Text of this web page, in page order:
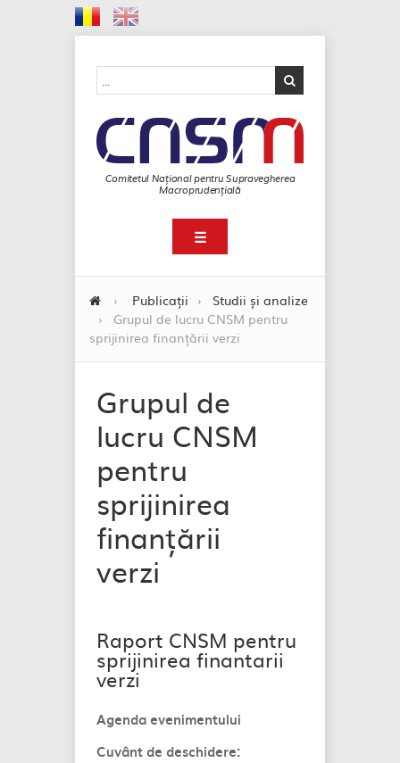
Comitetul Național pentru Supravegherea
Macroprudențială
☰
› Publicații ›
Studii și analize
›
Grupul de lucru CNSM pentru
sprijinirea finanțării verzi
Grupul de
lucru CNSM
pentru
sprijinirea
finanțării
verzi
Raport CNSM pentru
sprijinirea finantarii
verzi
Agenda evenimentului
Cuvânt de deschidere: